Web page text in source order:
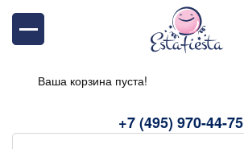
+7 (495) 970-44-75
Ваша корзина пуста!